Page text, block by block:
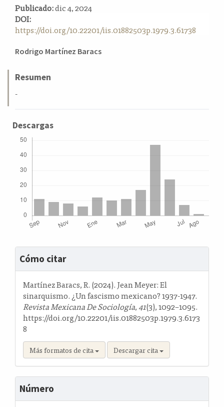
a
l
a
e
a
Publicado:dic 4, 2024
DOI:
https://doi.org/10.22201/iis.01882503p.1979.3.61738
Contenido
del
artículo
Rodrigo Martínez Baracs
Resumen
-
Descargas
Detalles
del
artículo
Cómo citar
Martínez Baracs, R. (2024). Jean Meyer: El
sinarquismo. ¿Un fascismo mexicano? 1937-1947.
Revista Mexicana De Sociología,41(3), 1092–1095.
https://doi.org/10.22201/iis.01882503p.1979.3.6173
8
Más formatos de cita Descargar cita
Número